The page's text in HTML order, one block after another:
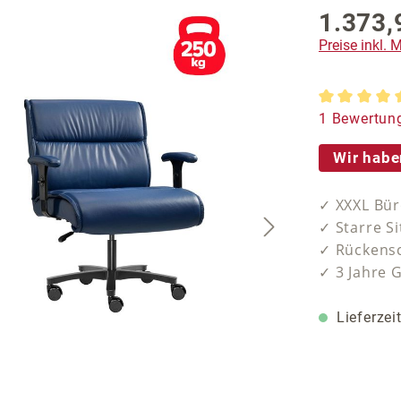
Preise inkl.
1
Wir
✓ XXXL
✓ Starre
✓
✓ 3 Jahre